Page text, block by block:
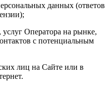
данных (ответов
Оператора на рынке,
с потенциальным
лиц на Сайте или в